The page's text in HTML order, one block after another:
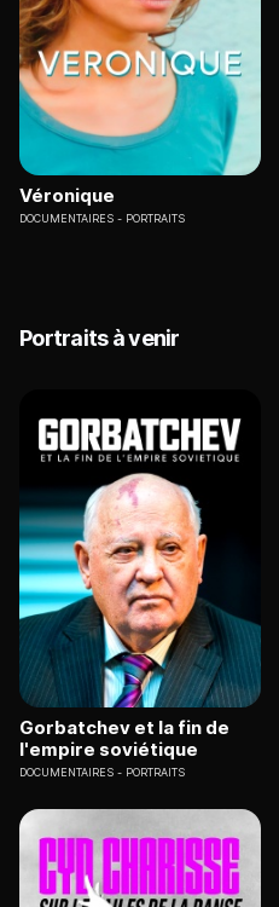
Véronique
DOCUMENTAIRES PORTRAITS
Portraits à venir
Gorbatchev et la fin de
l'empire soviétique
DOCUMENTAIRES PORTRAITS